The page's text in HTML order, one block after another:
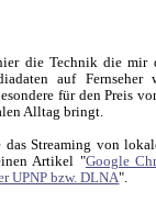
die Technik die mir
auf Fernseher
für den Preis
Alltag bringt.
das Streaming von
Artikel "Google
UPNP bzw. DLNA".